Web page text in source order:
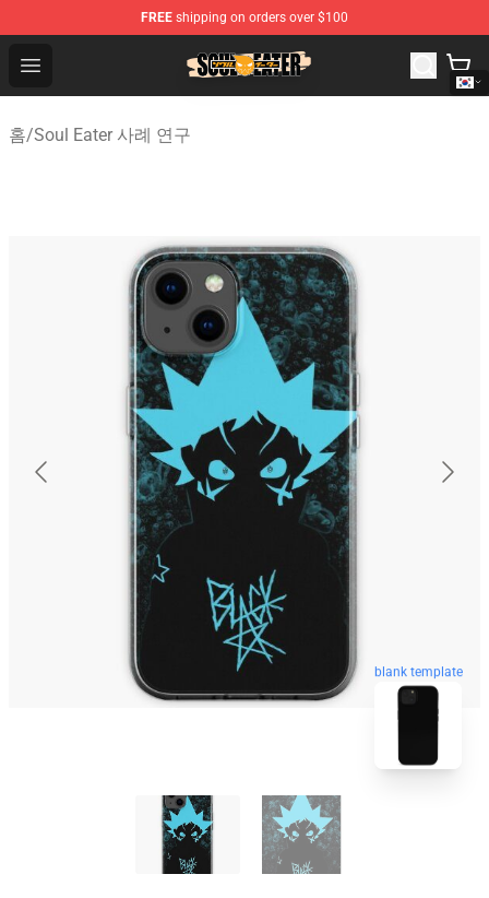
FREE shipping on orders over $100
Open menu
Soul Eater Store - Official Soul Eater Merchandise Shop
홈/Soul Eater 사례 연구
blank template